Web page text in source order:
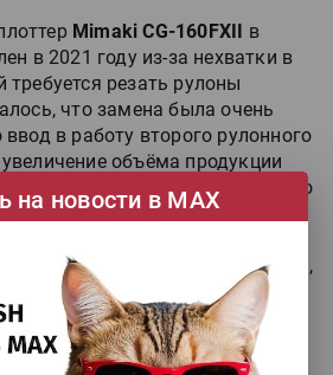
Mimaki CG-160FXII в
в 2021 году из-за нехватки в
резать рулоны
что замена была очень
в работу второго рулонного
объёма продукции
новых скоростей по
мы печатаем теперь
основном на рулонах шириной
непрерывно режет, и иногда,
образовывается очередь на
фантастические — рядом
свистом крутится рулон.
на новости в МАХ